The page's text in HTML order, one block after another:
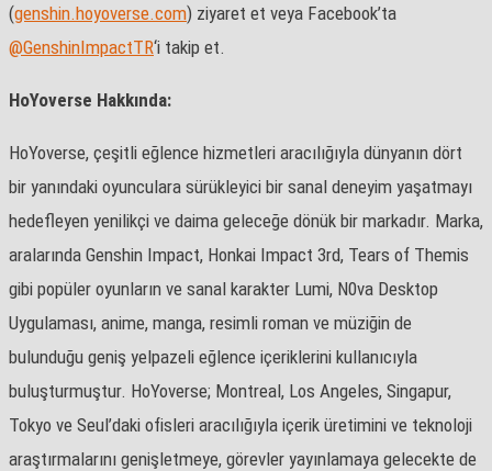
(genshin.hoyoverse.com) ziyaret et veya Facebook’ta
@GenshinImpactTR‘i takip et.
HoYoverse Hakkında:
HoYoverse, çeşitli eğlence hizmetleri aracılığıyla dünyanın dört
bir yanındaki oyunculara sürükleyici bir sanal deneyim yaşatmayı
hedefleyen yenilikçi ve daima geleceğe dönük bir markadır. Marka,
aralarında Genshin Impact, Honkai Impact 3rd, Tears of Themis
gibi popüler oyunların ve sanal karakter Lumi, N0va Desktop
Uygulaması, anime, manga, resimli roman ve müziğin de
bulunduğu geniş yelpazeli eğlence içeriklerini kullanıcıyla
buluşturmuştur. HoYoverse; Montreal, Los Angeles, Singapur,
Tokyo ve Seul’daki ofisleri aracılığıyla içerik üretimini ve teknoloji
araştırmalarını genişletmeye, görevler yayınlamaya gelecekte de